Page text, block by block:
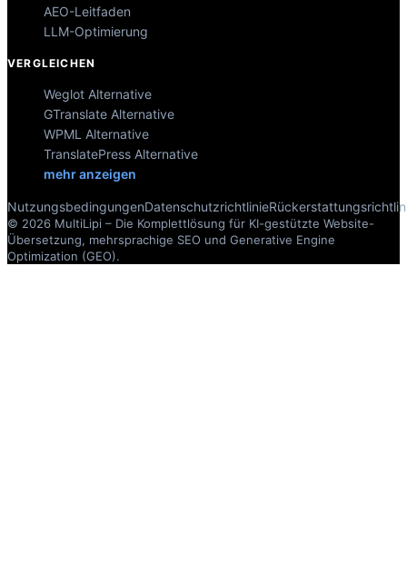
AEO-Leitfaden
LLM-Optimierung
VERGLEICHEN
Weglot Alternative
GTranslate Alternative
WPML Alternative
TranslatePress Alternative
mehr anzeigen
NutzungsbedingungenDatenschutzrichtlinie
© 2026 MultiLipi – Die Komplettlösung für KI-gestützte Website-
Übersetzung, mehrsprachige SEO und Generative Engine
Optimization (GEO).